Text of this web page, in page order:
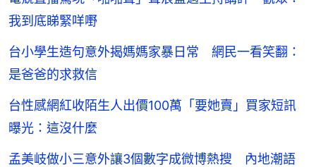
我到底睇緊咩嘢
台小學生造句意外揭媽媽家暴日常 網民一看笑翻：
是爸爸的求救信
台性感網紅收陌生人出價100萬「要她賣」買家短訊
曝光：這沒什麼
孟美岐做小三意外讓3個數字成微博熱搜 內地潮語